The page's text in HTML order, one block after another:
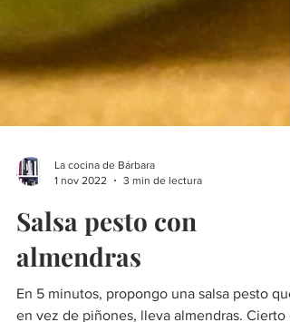
Salsa pesto con
almendras